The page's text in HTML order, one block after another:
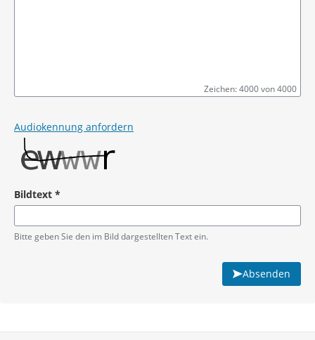
Zeichen: 4000 von 4000
Audiokennung anfordern
Bildtext *
Pflichtangabe
Bitte geben Sie den im Bild dargestellten Text ein.
Absenden